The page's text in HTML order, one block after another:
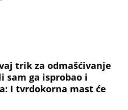
trik za odmašćivanje
sam ga isprobao i
I tvrdokorna mast će